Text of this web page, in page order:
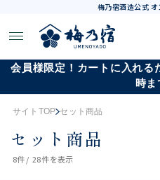
梅乃宿酒造公式
会員様限定！カートに入れる
時ま
サイトTOP セット商品
セット商品
8件 / 28件を表示